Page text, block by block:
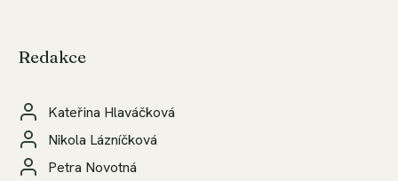
Redakce
Kateřina Hlaváčková
Nikola Lázníčková
Petra Novotná